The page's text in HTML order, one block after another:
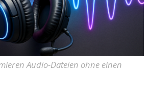
Audio-Dateien ohne einen